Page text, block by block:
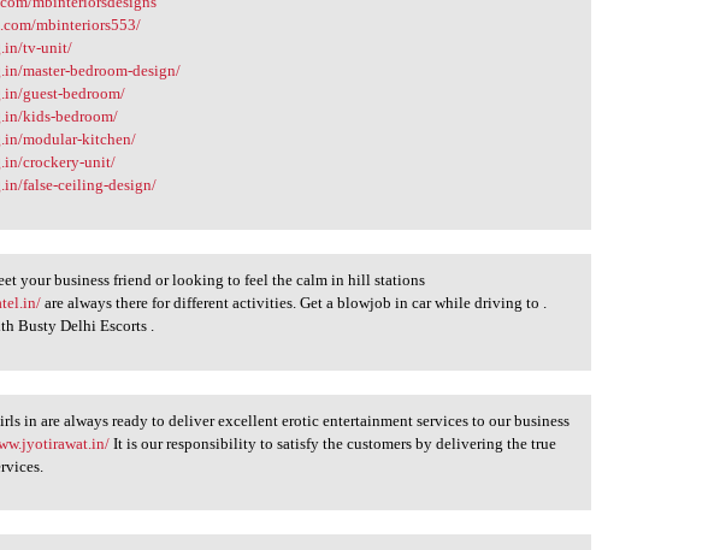
mbinteriors553/
tv-unit/
master-bedroom-design/
guest-bedroom/
kids-bedroom/
modular-kitchen/
crockery-unit/
false-ceiling-design/
meet your
your business friend or looking to feel the calm in hill stations
are always there for different activities. Get a blowjob in car while driving to .
Busty Delhi Escorts .
girls
in are always ready to deliver excellent erotic entertainment services to our business
It is our responsibility to satisfy the customers by delivering the true